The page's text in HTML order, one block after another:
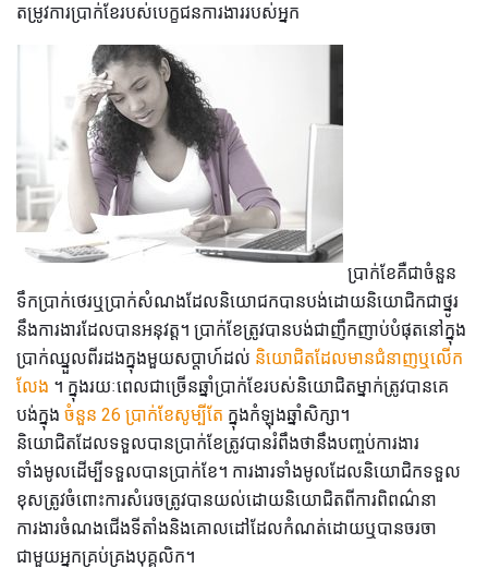
តម្រូវការប្រាក់ខែរបស់បេក្ខជនការងាររបស់អ្នក
ប្រាក់ខែគឺជាចំនួន
ទឹកប្រាក់ថេរឬប្រាក់សំណងដែលនិយោជកបានបង់ដោយនិយោជិកជាថ្នូរ
នឹងការងារដែលបានអនុវត្ត។ ប្រាក់ខែត្រូវបានបង់ជាញឹកញាប់បំផុតនៅក្នុង
ប្រាក់ឈ្នួលពីរដងក្នុងមួយសប្តាហ៍ដល់ និយោជិតដែលមានជំនាញឬលើក
លែង ។ ក្នុងរយៈពេលជាច្រើនឆ្នាំប្រាក់ខែរបស់និយោជិតម្នាក់ត្រូវបានគេ
បង់ក្នុង ចំនួន 26 ប្រាក់ខែសូម្បីតែ ក្នុងកំឡុងឆ្នាំសិក្សា។
និយោជិតដែលទទួលបានប្រាក់ខែត្រូវបានរំពឹងថានឹងបញ្ចប់ការងារ
ទាំងមូលដើម្បីទទួលបានប្រាក់ខែ។ ការងារទាំងមូលដែលនិយោជិកទទួល
ខុសត្រូវចំពោះការសំរេចត្រូវបានយល់ដោយនិយោជិតពីការពិពណ៌នា
ការងារចំណងជើងទីតាំងនិងគោលដៅដែលកំណត់ដោយឬបានចរចា
ជាមួយអ្នកគ្រប់គ្រងបុគ្គលិក។